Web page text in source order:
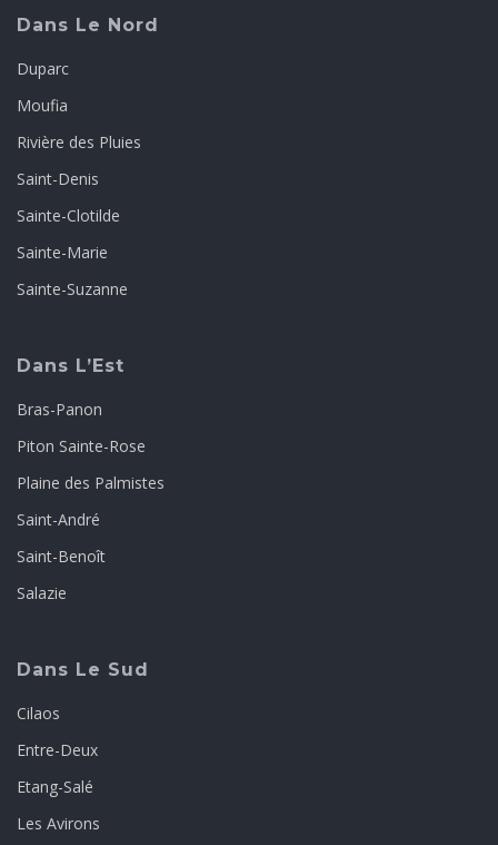
Dans Le Nord
Duparc
Moufia
Rivière des Pluies
Saint-Denis
Sainte-Clotilde
Sainte-Marie
Sainte-Suzanne
Dans L’Est
Bras-Panon
Piton Sainte-Rose
Plaine des Palmistes
Saint-André
Saint-Benoît
Salazie
Dans Le Sud
Cilaos
Entre-Deux
Etang-Salé
Les Avirons